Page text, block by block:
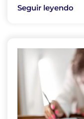
Seguir leyendo